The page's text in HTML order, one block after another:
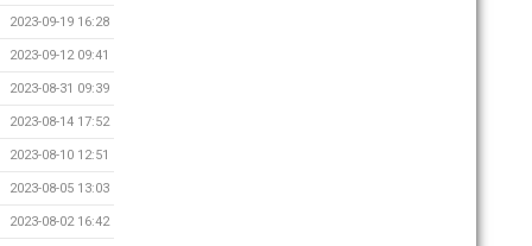
2023-09-19 16:28
2023-09-12 09:41
2023-08-31 09:39
2023-08-14 17:52
2023-08-10 12:51
2023-08-05 13:03
2023-08-02 16:42